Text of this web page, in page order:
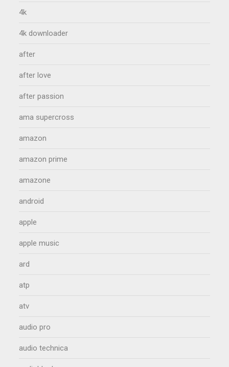
4k
4k downloader
after
after love
after passion
ama supercross
amazon
amazon prime
amazone
android
apple
apple music
ard
atp
atv
audio pro
audio technica